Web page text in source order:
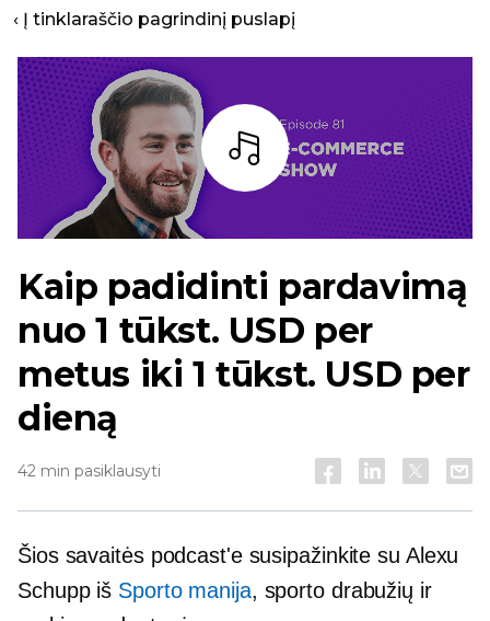
‹ Į tinklaraščio pagrindinį puslapį
Kaip padidinti pardavimą
nuo 1 tūkst. USD per
metus iki 1 tūkst. USD per
dieną
42 min pasiklausyti
Šios savaitės podcast'e susipažinkite su Alexu
Schupp iš Sporto manija, sporto drabužių ir